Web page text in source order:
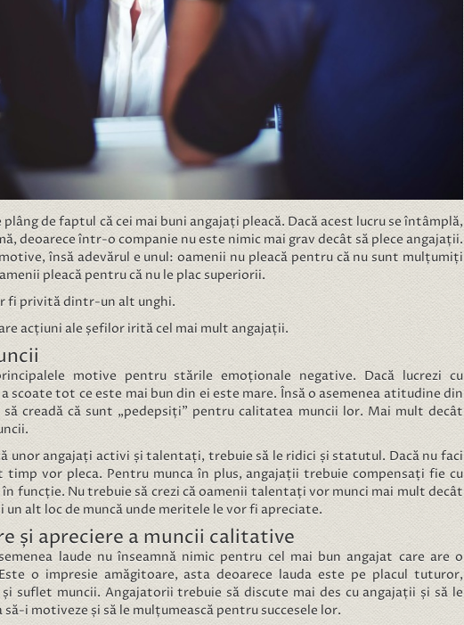
de faptul că cei mai buni angajați pleacă. Dacă acest lucru se întâmplă,
deoarece într-o companie nu este nimic mai grav decât să plece angajații.
însă adevărul e unul: oamenii nu pleacă pentru că nu sunt mulțumiți
pleacă pentru că nu le plac superiorii.
fi privită dintr-un alt unghi.
acțiuni ale șefilor irită cel mai mult angajații.
motive pentru stările emoționale negative. Dacă lucrezi cu
scoate tot ce este mai bun din ei este mare. Însă o asemenea atitudine din
creadă că sunt „pedepsiți” pentru calitatea muncii lor. Mai mult decât
unor angajați activi și talentați, trebuie să le ridici și statutul. Dacă nu faci
vor pleca. Pentru munca în plus, angajații trebuie compensați fie cu
funcție. Nu trebuie să crezi că oamenii talentați vor munci mai mult decât
alt loc de muncă unde meritele le vor fi apreciate.
și apreciere a muncii calitative
laude nu înseamnă nimic pentru cel mai bun angajat care are o
o impresie amăgitoare, asta deoarece lauda este pe placul tuturor,
suflet muncii. Angajatorii trebuie să discute mai des cu angajații și să le
i motiveze și să le mulțumească pentru succesele lor.